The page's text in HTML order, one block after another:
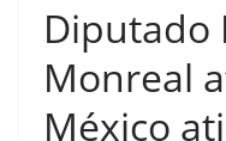
Diputado
Monreal
México